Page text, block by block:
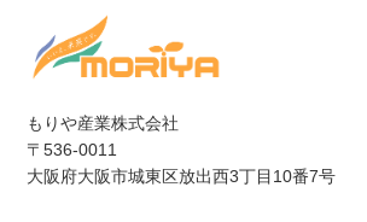
もりや産業株式会社
〒536-0011
大阪府大阪市城東区放出西3丁目10番7号